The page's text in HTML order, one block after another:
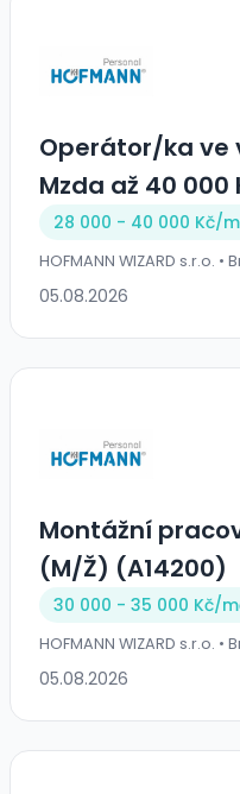
Operátor/ka ve
Mzda až 40 000
28 000 - 40 000 Kč/
HOFMANN WIZARD s.r.o. •
05.08.2026
Montážní
(M/Ž) (A14200)
30 000 - 35 000 Kč/
HOFMANN WIZARD s.r.o. •
05.08.2026